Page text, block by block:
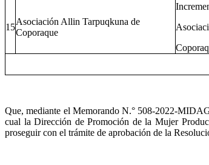
15
Asociación Allin Tarpuqkuna de
Coporaque
Que, mediante el Memorando N.° 508-2022-
cual la Dirección de Promoción de la Mujer
proseguir con el trámite de aprobación de la